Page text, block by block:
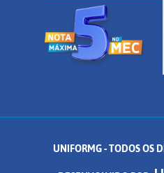
UNIFORMG - TODOS OS